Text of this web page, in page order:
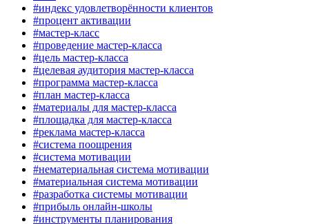
#индекс удовлетворённости клиентов
#процент активации
#мастер-класс
#проведение мастер-класса
#цель мастер-класса
#целевая аудитория мастер-класса
#программа мастер-класса
#план мастер-класса
#материалы для мастер-класса
#площадка для мастер-класса
#реклама мастер-класса
#система поощрения
#система мотивации
#нематериальная система мотивации
#материальная система мотивации
#разработка системы мотивации
#прибыль онлайн-школы
#инструменты планирования